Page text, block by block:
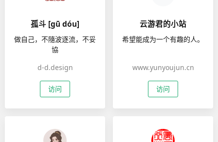
孤斗 [gū dóu]
做自己，不隨波逐流，不妥
協
d-d.design
访问
云游君的小站
希望能成为一个有趣的人。
www.yunyoujun.cn
访问